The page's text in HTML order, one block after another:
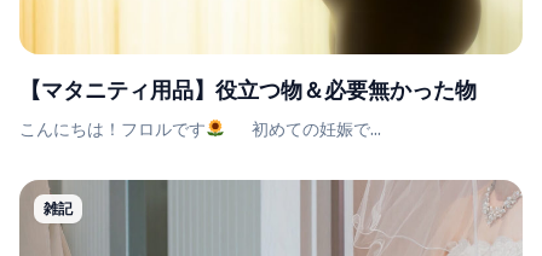
【マタニティ用品】役立つ物＆必要無かった物
こんにちは！フロルです 初めての妊娠で...
雑記